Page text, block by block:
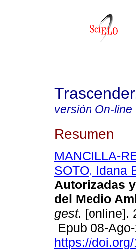
versión On-line
Resumen
MANCILLA-
SOTO, Idana
Autorizadas
del Medio
gest. [online].
Epub 08-
https://